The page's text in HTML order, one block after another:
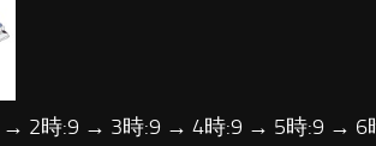
→ 2時:9 → 3時:9 → 4時:9 → 5時:9 →